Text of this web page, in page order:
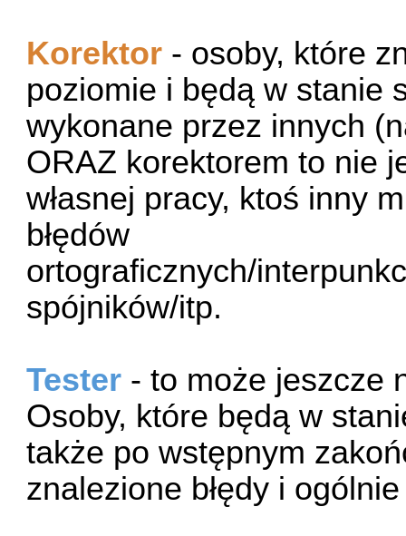
Korektor - osoby, które
poziomie i będą w stanie
wykonane przez innych
ORAZ korektorem to nie
własnej pracy, ktoś inny
błędów
ortograficznych/
spójników/itp.
Tester - to może jeszcze
Osoby, które będą w
także po wstępnym
znalezione błędy i